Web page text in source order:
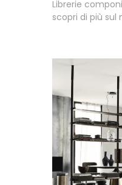
Librerie
scopri di più sul